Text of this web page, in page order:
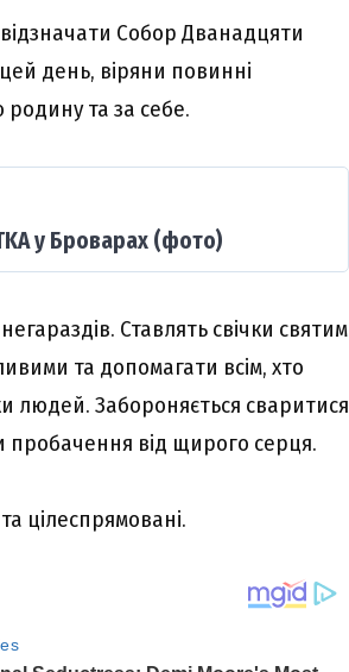
Собор Дванадцяти
день, віряни повинні
та за себе.
у Броварах (фото)
Ставлять свічки святим
та допомагати всім, хто
людей. Забороняється сваритися
пробачення від щирого серця.
цілеспрямовані.